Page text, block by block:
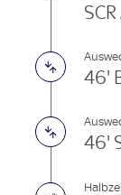
46'
46'